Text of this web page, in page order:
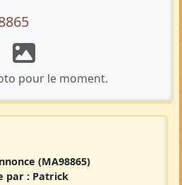
pour le moment.
(MA98865)
par : Patrick